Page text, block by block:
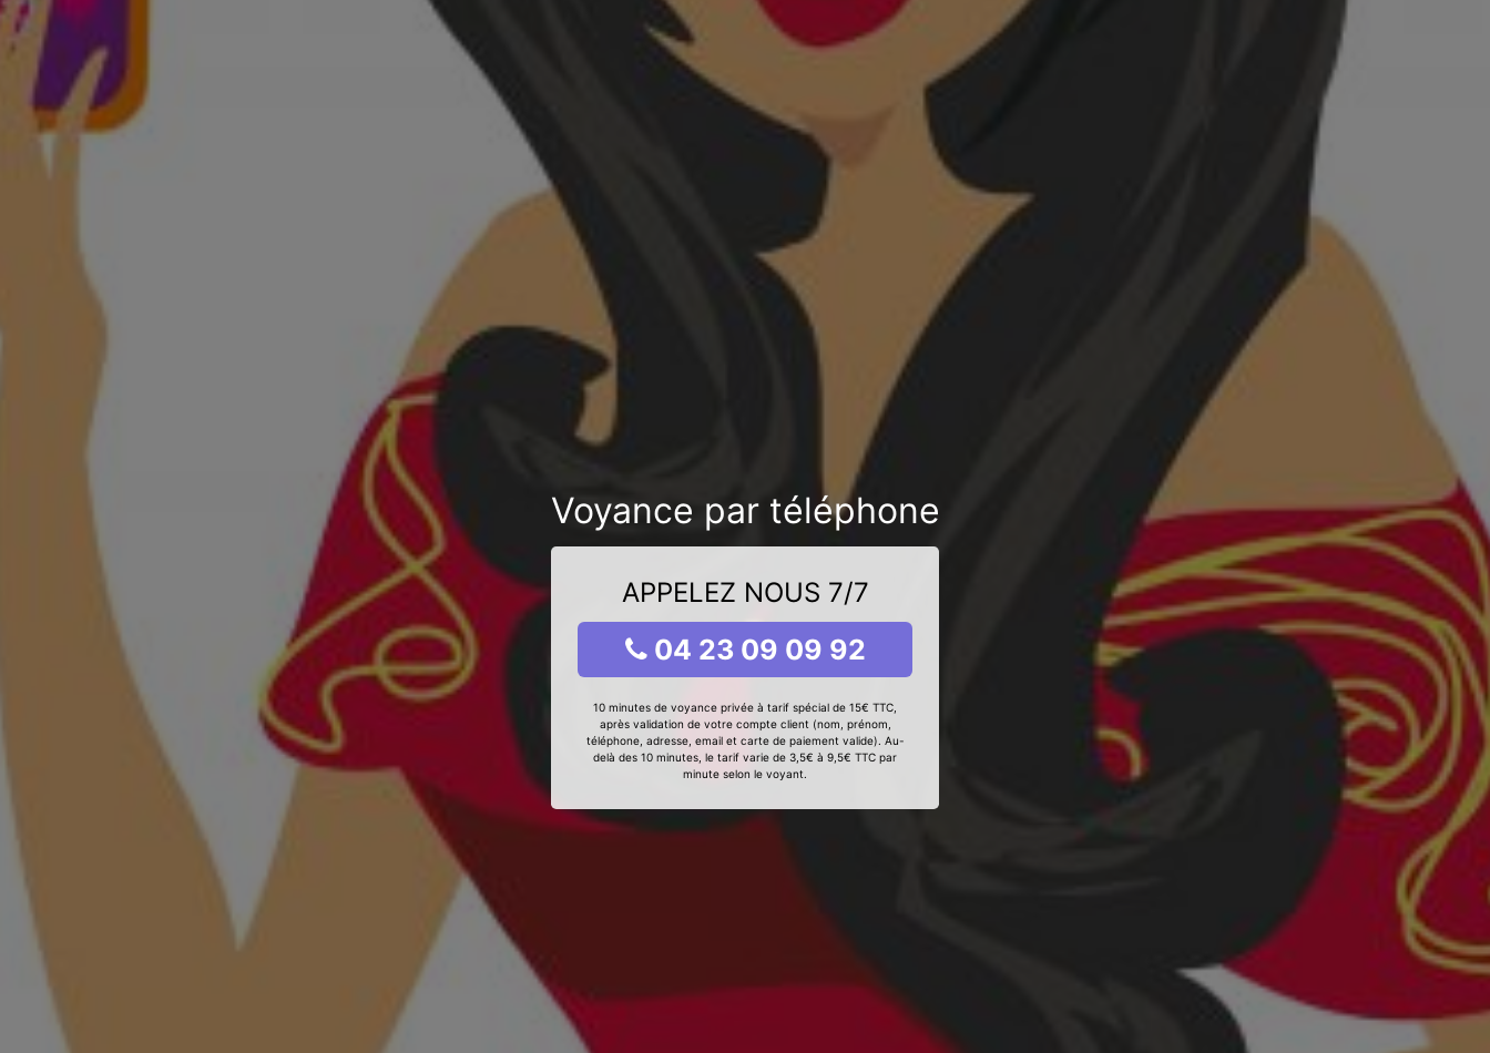
Voyance par téléphone
APPELEZ NOUS 7/7
04 23 09 09 92
10 minutes de voyance privée à tarif spécial de 15€ TTC,
après validation de votre compte client (nom, prénom,
téléphone, adresse, email et carte de paiement valide). Au-
delà des 10 minutes, le tarif varie de 3,5€ à 9,5€ TTC par
minute selon le voyant.